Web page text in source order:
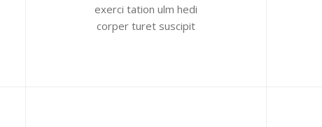
exerci tation ulm hedi
corper turet suscipit